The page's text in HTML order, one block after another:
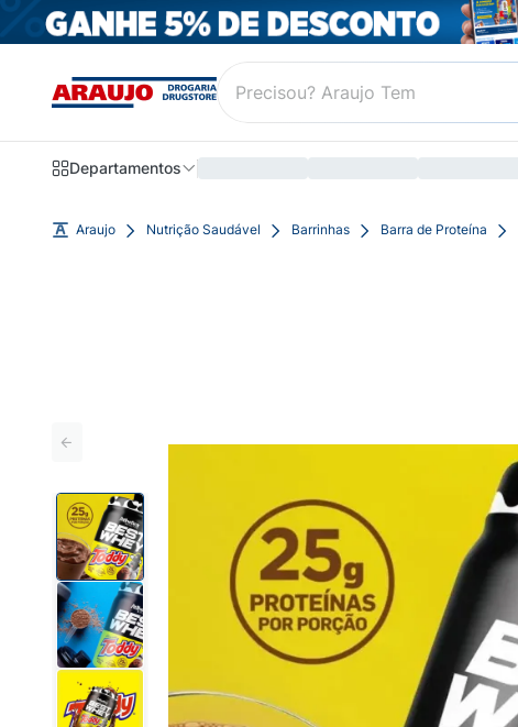
Departamentos
Araujo Nutrição Saudável Barrinhas Barra de Proteína